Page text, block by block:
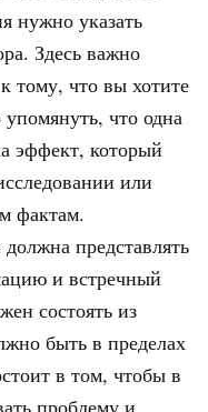
нужно указать
Здесь важно
тому, что вы хотите
что одна
эффект, который
или
фактам.
должна представлять
и встречный
состоять из
быть в пределах
в том, чтобы в
проблему и